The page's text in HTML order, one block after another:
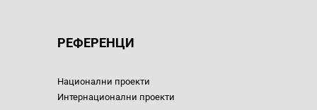
РЕФЕРЕНЦИ
Национални проекти
Интернационални проекти